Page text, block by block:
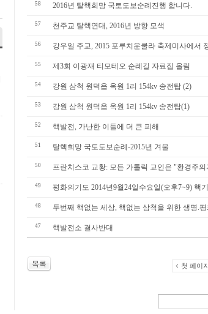
58 2016년 탈핵희망 국토도보순례진행 합니다.
57 천주교 탈핵연대, 2016년 방향 모색
56 강우일 주교, 2015 포루치운쿨라 축제미사에서
55 제3회 이광재 티모테오 순례길 자료집 올림
54 강원 삼척 원덕읍 옥원 1리 154kv 송전탑 (2)
53 강원 삼척 원덕읍 옥원 1리 154kv 송전탑(1)
52 핵발전, 가난한 이들에 더 큰 피해
51 탈핵희망 국토도보순례-2015년 겨울
50 프란치스코 교황: 모든 가톨릭 교인은 "환경주
49 평화의기도 2014년9월24일수요일(오후7~9) 핵
48 두번째 핵없는 세상, 핵없는 삼척을 위한 생명.
47 핵발전소 결사반대
목록 첫 페이